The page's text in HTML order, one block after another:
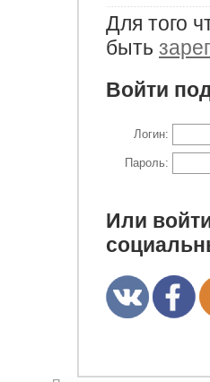
Для того
быть
Войти
Логин:
Пароль:
Или